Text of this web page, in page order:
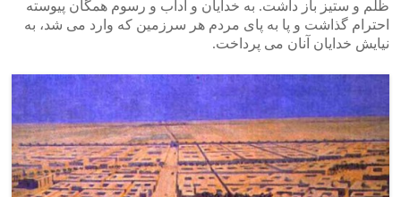
ظلم و ستیز باز داشت. به خدایان و آداب و رسوم همگان پیوسته
احترام گذاشت و پا به پای مردم هر سرزمین که وارد می شد، به
نیایش خدایان آنان می پرداخت.